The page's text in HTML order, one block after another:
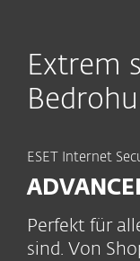
Extrem
ESET Internet
Perfekt für
sind. Von